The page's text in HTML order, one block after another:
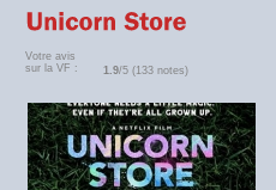
Votre avis
sur la VF :
1.9/5 (133 notes)